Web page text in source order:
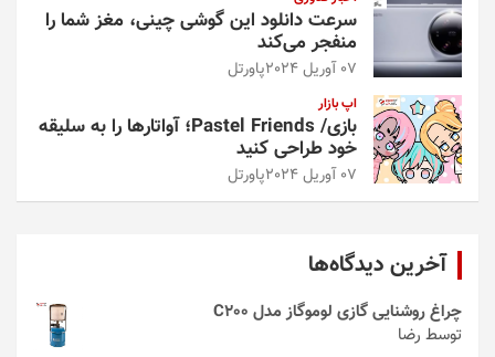
سرعت دانلود این گوشی چینی، مغز شما را
منفجر می‌کند
07 آوریل 2024 پاورتل
اپ بازار
بازی/ Pastel Friends؛ آواتارها را به سلیقه
خود طراحی کنید
07 آوریل 2024 پاورتل
آخرین دیدگاه‌ها
چراغ روشنایی گازی لوموگاز مدل C200
توسط رضا